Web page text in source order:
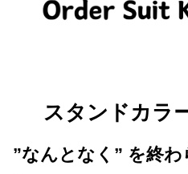
スタンドカラ
”なんとなく” を終